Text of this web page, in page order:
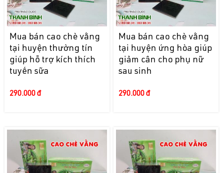
Mua bán cao chè vằng
tại huyện thường tín
giúp hỗ trợ kích thích
tuyến sữa
290.000 đ
Mua bán cao chè vằng
tại huyện ứng hòa giúp
giảm cân cho phụ nữ
sau sinh
290.000 đ